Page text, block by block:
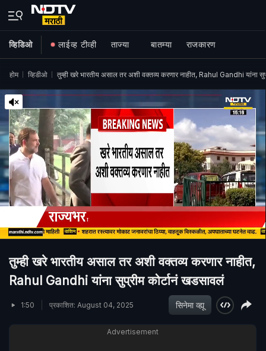
व्हिडिओ लाईव्ह टीव्ही ताज्या बातम्या राजकारण
होम व्हिडीओ तुम्ही खरे भारतीय असाल तर अशी वक्तव्य करणार नाहीत, Rahul Gandhi यांना
तुम्ही खरे भारतीय असाल तर अशी वक्तव्य करणार नाहीत,
Rahul Gandhi यांना सुप्रीम कोर्टानं खडसावलं
1:50 प्रकाशित: August 04, 2025 सिनेमा व्ह्यू
Advertisement